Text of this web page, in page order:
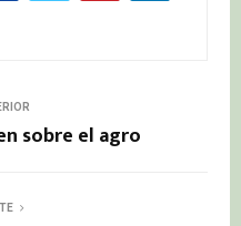
sobre el agro